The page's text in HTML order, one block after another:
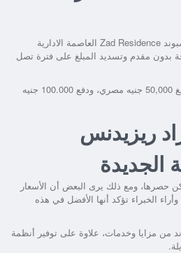
كمبوند Zad Residence العاصمة الادارية
بدون مقدم وتسديد المبلغ على فترة تصل
مع تسديد جدية حجز للشقق بمبلغ 50,000 جنيه مصري، ودفع 100.000 جنيه
ريزيدنس
الجديدة
حصرها، ومع ذلك يرى البعض أن الأسعار
الخبراء تؤكد أنها الأفضل في هذه
من مزايا وخدمات، علاوة على توفير أنظمة